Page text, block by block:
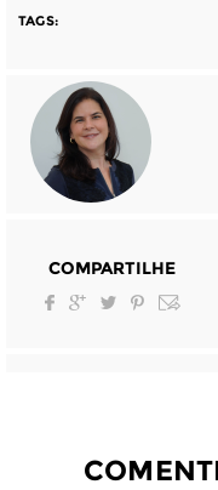
TAGS:
COMPARTILHE